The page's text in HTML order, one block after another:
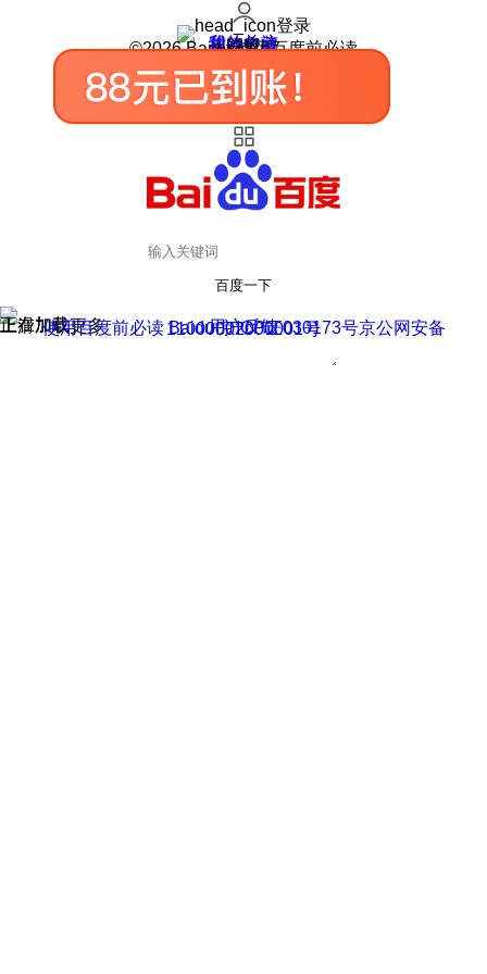
登录
我的关注
我的收藏
皮肤中心
用户反馈
设置
©2026 Baidu 使用百度前必读
百度一下
正在加载
上滑加载更多 用户反馈
使用百度前必读 Baidu 京ICP证030173号
京公网安备11000002000001号